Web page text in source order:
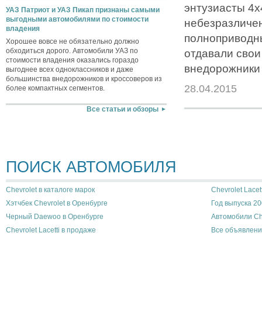
УАЗ Патриот и УАЗ Пикап признаны самыми
выгодными автомобилями по стоимости
владения
Хорошее вовсе не обязательно должно
обходиться дорого. Автомобили УАЗ по
стоимости владения оказались гораздо
выгоднее всех одноклассников и даже
большинства внедорожников и кроссоверов из
более компактных сегментов.
Все статьи и обзоры
энтузиасты
отдавали
28.04.2015
ПОИСК АВТОМОБИЛЯ
Chevrolet в каталоге марок
Chevrolet
Хэтчбек Chevrolet в Оренбурге
Год выпуска
Черный Daewoo в Оренбурге
Автомобили
Chevrolet Lacetti в продаже
Все